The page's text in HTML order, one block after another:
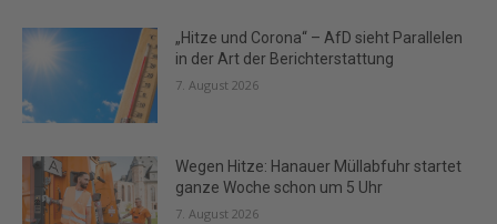
„Hitze und Corona“ – AfD sieht Parallelen
in der Art der Berichterstattung
7. August 2026
Wegen Hitze: Hanauer Müllabfuhr startet
ganze Woche schon um 5 Uhr
7. August 2026